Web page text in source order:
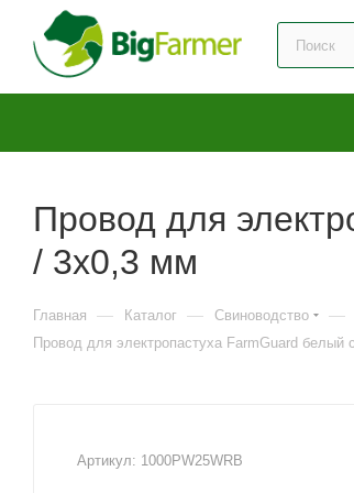
Провод для
/ 3x0,3 мм
Главная — Каталог — Свиноводство —
Провод для электропастуха FarmGuard
Артикул: 1000PW25WRB